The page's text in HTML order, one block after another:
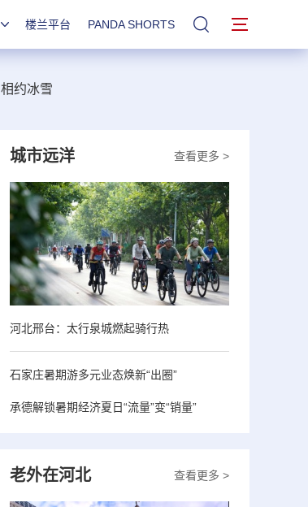
楼兰平台 PANDA SHORTS 站内搜索
相约冰雪
查看更多 >
城市远洋
河北邢台：太行泉城燃起骑行热
石家庄暑期游多元业态焕新“出圈”
承德解锁暑期经济夏日“流量”变“销量”
查看更多 >
老外在河北